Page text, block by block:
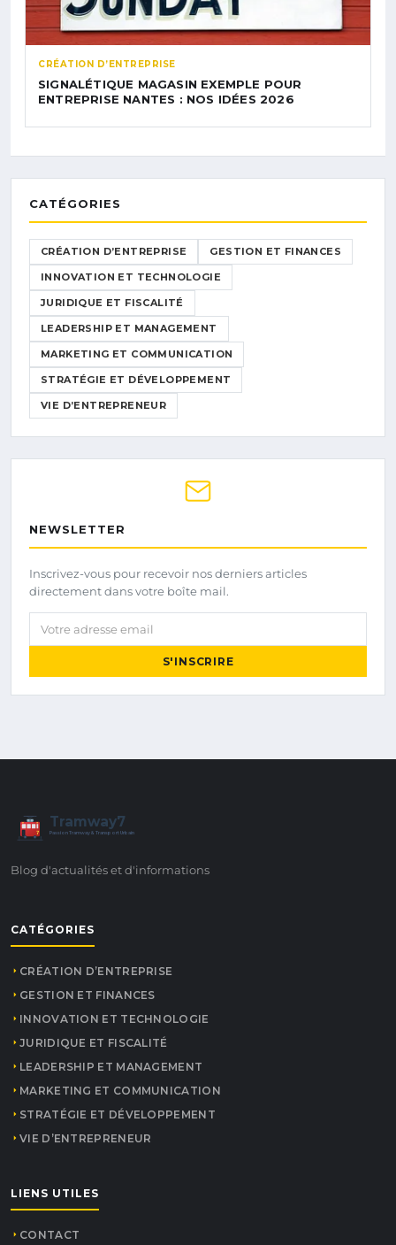
CRÉATION D’ENTREPRISE
SIGNALÉTIQUE MAGASIN EXEMPLE POUR
ENTREPRISE NANTES : NOS IDÉES 2026
CATÉGORIES
CRÉATION D’ENTREPRISE GESTION ET FINANCES
INNOVATION ET TECHNOLOGIE
JURIDIQUE ET FISCALITÉ
LEADERSHIP ET MANAGEMENT
MARKETING ET COMMUNICATION
STRATÉGIE ET DÉVELOPPEMENT
VIE D’ENTREPRENEUR
NEWSLETTER
Inscrivez-vous pour recevoir nos derniers articles
directement dans votre boîte mail.
Votre adresse email
S'INSCRIRE
7
Tramway7
Passion Tramway & Transport Urbain
Blog d'actualités et d'informations
CATÉGORIES
CRÉATION D’ENTREPRISE
GESTION ET FINANCES
INNOVATION ET TECHNOLOGIE
JURIDIQUE ET FISCALITÉ
LEADERSHIP ET MANAGEMENT
MARKETING ET COMMUNICATION
STRATÉGIE ET DÉVELOPPEMENT
VIE D’ENTREPRENEUR
LIENS UTILES
CONTACT